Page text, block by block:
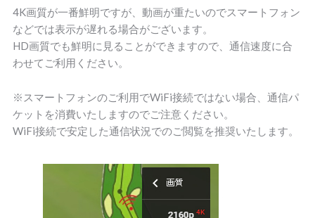
4K画質が一番鮮明ですが、動画が重たいのでスマートフォン
などでは表示が遅れる場合がございます。
HD画質でも鮮明に見ることができますので、通信速度に合
わせてご利用ください。
※スマートフォンのご利用でWiFi接続ではない場合、通信パ
ケットを消費いたしますのでご注意ください。
WiFi接続で安定した通信状況でのご閲覧を推奨いたします。